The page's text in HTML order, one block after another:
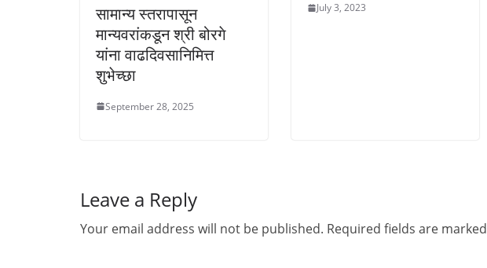
सामान्य स्तरापासून
मान्यवरांकडून श्री बोरगे
यांना वाढदिवसानिमित्त
शुभेच्छा
September 28, 2025
July 3, 2023
Leave a Reply
Your email address will not be published. Required fields are marked